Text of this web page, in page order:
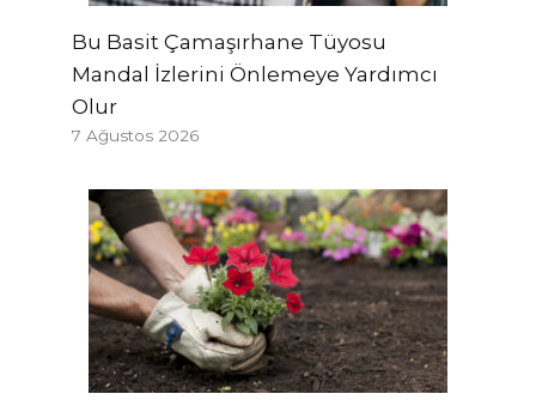
Bu Basit Çamaşırhane Tüyosu
Mandal İzlerini Önlemeye Yardımcı
Olur
7 Ağustos 2026